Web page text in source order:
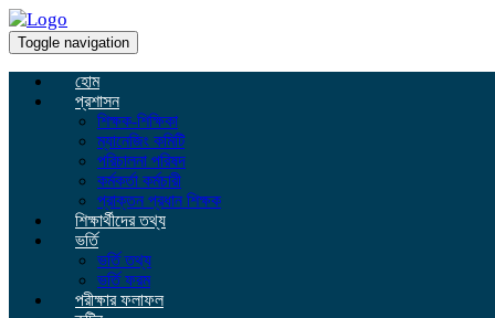
Toggle navigation
হোম
প্রশাসন
শিক্ষক-শিক্ষিকা
ম্যানেজিং কমিটি
পরিচালনা পরিষদ
কর্মকর্তা কর্মচারী
প্রাক্তন প্রধান শিক্ষক
শিক্ষার্থীদের তথ্য
ভর্তি
ভর্তি তথ্য
ভর্তি ফরম
পরীক্ষার ফলাফল